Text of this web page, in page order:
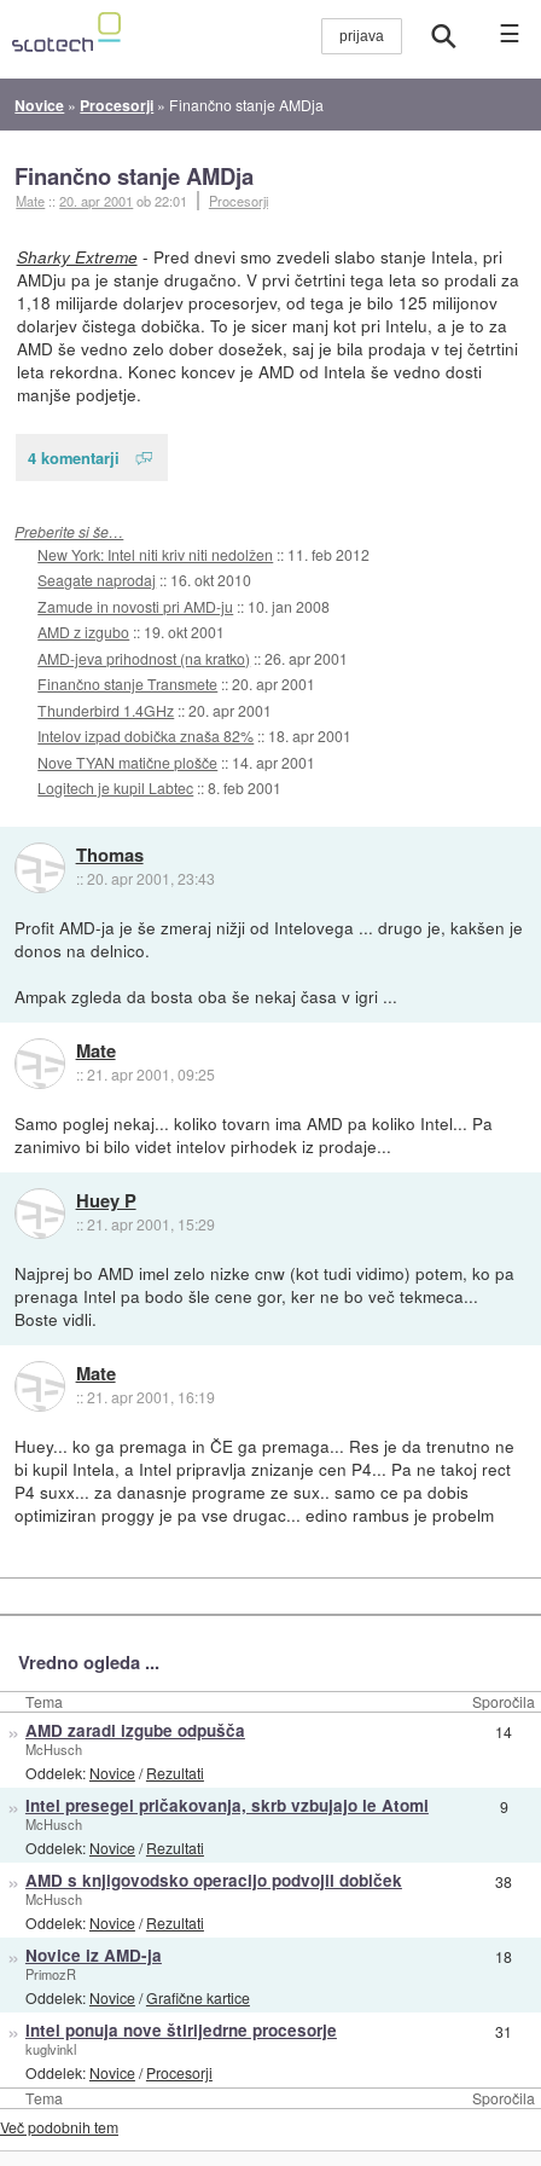
☰
Novice » Procesorji » Finančno stanje AMDja
Finančno stanje AMDja
Mate ::20. apr 2001 ob 22:01 Procesorji
Sharky Extreme- Pred dnevi smo zvedeli slabo stanje Intela, pri
AMDju pa je stanje drugačno. V prvi četrtini tega leta so prodali za
1,18 milijarde dolarjev procesorjev, od tega je bilo 125 milijonov
dolarjev čistega dobička. To je sicer manj kot pri Intelu, a je to za
AMD še vedno zelo dober dosežek, saj je bila prodaja v tej četrtini
leta rekordna. Konec koncev je AMD od Intela še vedno dosti
manjše podjetje.
4 komentarji
Preberite si še…
New York: Intel niti kriv niti nedolžen :: 11. feb 2012
Seagate naprodaj :: 16. okt 2010
Zamude in novosti pri AMD-ju :: 10. jan 2008
AMD z izgubo :: 19. okt 2001
AMD-jeva prihodnost (na kratko) ::26. apr 2001
Finančno stanje Transmete ::20. apr 2001
Thunderbird 1.4GHz ::20. apr 2001
Intelov izpad dobička znaša 82% :: 18. apr 2001
Nove TYAN matične plošče :: 14. apr 2001
Logitech je kupil Labtec ::8. feb 2001
Thomas
::20. apr 2001, 23:43
Profit AMD-ja je še zmeraj nižji od Intelovega ... drugo je, kakšen je
donos na delnico.
Ampak zgleda da bosta oba še nekaj časa v igri ...
Mate
::21. apr 2001, 09:25
Samo poglej nekaj... koliko tovarn ima AMD pa koliko Intel... Pa
zanimivo bi bilo videt intelov pirhodek iz prodaje...
Huey P
::21. apr 2001, 15:29
Najprej bo AMD imel zelo nizke cnw (kot tudi vidimo) potem, ko pa
prenaga Intel pa bodo šle cene gor, ker ne bo več tekmeca...
Boste vidli.
Mate
::21. apr 2001, 16:19
Huey... ko ga premaga in ČE ga premaga... Res je da trenutno ne
bi kupil Intela, a Intel pripravlja znizanje cen P4... Pa ne takoj rect
P4 suxx... za danasnje programe ze sux.. samo ce pa dobis
optimiziran proggy je pa vse drugac... edino rambus je probelm
Vredno ogleda ...
Tema Sporočila
Tema Sporočila
» AMD zaradi izgube odpušča
McHusch
Oddelek: Novice/Rezultati
14
» Intel presegel pričakovanja, skrb vzbujajo le Atomi
McHusch
Oddelek: Novice/Rezultati
9
» AMD s knjigovodsko operacijo podvojil dobiček
McHusch
Oddelek: Novice/Rezultati
38
» Novice iz AMD-ja
PrimozR
Oddelek: Novice/Grafične kartice
18
» Intel ponuja nove štirijedrne procesorje
kuglvinkl
Oddelek: Novice/Procesorji
31
Več podobnih tem